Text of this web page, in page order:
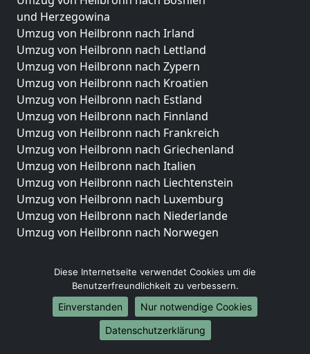
und Herzegowina
Umzug von Heilbronn nach Irland
Umzug von Heilbronn nach Lettland
Umzug von Heilbronn nach Zypern
Umzug von Heilbronn nach Kroatien
Umzug von Heilbronn nach Estland
Umzug von Heilbronn nach Finnland
Umzug von Heilbronn nach Frankreich
Umzug von Heilbronn nach Griechenland
Umzug von Heilbronn nach Italien
Umzug von Heilbronn nach Liechtenstein
Umzug von Heilbronn nach Luxemburg
Umzug von Heilbronn nach Niederlande
Umzug von Heilbronn nach Norwegen
Umzug von Heilbronn nach Berlin
Umzug von Heilbronn nach Hamburg
Umzug von Heilbronn nach München
Umzug von Heilbronn nach Köln
Diese Internetseite verwendet Cookies um die
Benutzerfreundlichkeit zu verbessern.
Einverstanden
Nur notwendige Cookies
Datenschutzerklärung